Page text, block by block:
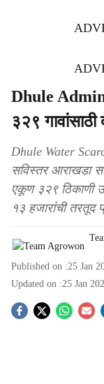
Dhule
३२९
Dhule Water
सविस्तर आराखडा
एकूण ३२९ ठिकाणी
१३ हजारांची तरतूद
Published on :25 Jan
Updated on :25 Jan
S